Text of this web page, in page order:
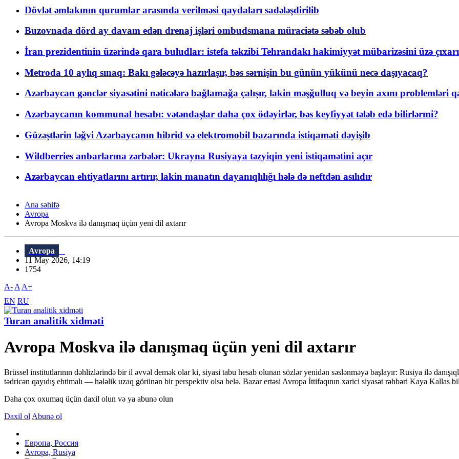
Dövlət əmlakının qurumlar arasında verilməsi qaydaları sadələşdirilib
Buzovnada dörd ay davam edən drenaj işləri ombudsmana müraciətə səbəb olub
İran prezidentinin üzərində qara buludlar: istefa təkzibi Tehrandakı hakimiyyət mübarizəsini üzə
Metroda 10 aylıq sınaq: Bakı gələcəyə hazırlaşır, bəs sərnişin bu günün yükünü necə daşıyacaq?
Azərbaycan gənclər siyasətini nəticələrə bağlamağa çalışır, lakin məşğulluq və beyin axını problemləri
Azərbaycanın kommunal hesabı: vətəndaşlar daha çox ödəyirlər, bəs keyfiyyət tələb edə bilirlərmi?
Güzəştlərin ləğvi Azərbaycanın hibrid və elektromobil bazarında istiqaməti dəyişib
Wildberries anbarlarına zərbələr: Ukrayna Rusiyaya təzyiqin yeni istiqamətini açır
Azərbaycan ehtiyatlarını artırır, lakin manatın dayanıqlılığı hələ də neftdən asılıdır
Ana səhifə
Avropa
Avropa Moskva ilə danışmaq üçün yeni dil axtarır
Avropa
11 May 2026, 14:19
1754
A- A A+
EN RU
Turan analitik xidməti
Avropa Moskva ilə danışmaq üçün yeni dil axtarır
Brüssel institutlarının dəhlizlərində bir il əvvəl demək olar ki, siyasi tabu hesab olunan sözlər yenidən səslənməyə başlayır: Rusiya ilə
tədricən qayıdış ehtimalı — hələlik uzaq görünən bir perspektiv olsa belə. Bazar ertəsi Avropa İttifaqının xarici siyasət rəhbəri Kaya Kallas
Daha çox oxumaq üçün daxil olun və ya abunə olun
Daxil ol Abunə ol
Европа, Россия
Avropa, Rusiya